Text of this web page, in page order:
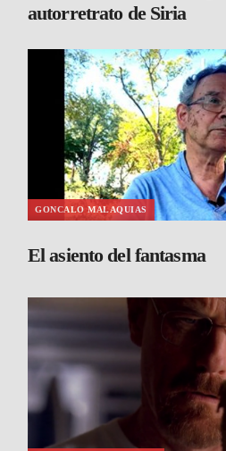
autorretrato de Siria
GONCALO MALAQUIAS
El asiento del fantasma